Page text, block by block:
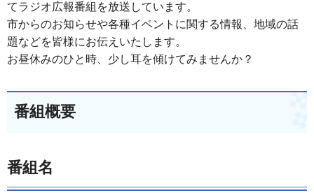
てラジオ広報番組を放送しています。
市からのお知らせや各種イベントに関する情報、地域の話
題などを皆様にお伝えいたします。
お昼休みのひと時、少し耳を傾けてみませんか？
番組概要
番組名